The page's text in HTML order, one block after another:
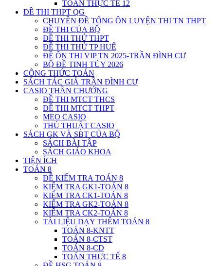
TOÁN THỰC TẾ 12
ĐỀ THI THPT QG
CHUYÊN ĐỀ TỔNG ÔN LUYỆN THI TN THPT
ĐỀ THI CỦA BỘ
ĐỀ THI THỬ THPT
ĐỀ THI THỬ TP HUẾ
ĐỀ ÔN THI VIP TN 2025-TRẦN ĐÌNH CƯ
BỘ ĐỀ TINH TÚY 2026
CÔNG THỨC TOÁN
SÁCH TÁC GIẢ TRẦN ĐÌNH CƯ
CASIO THẦN CHƯỞNG
ĐỀ THI MTCT THCS
ĐỀ THI MTCT THPT
MẸO CASIO
THỦ THUẬT CASIO
SÁCH GK VÀ SBT CỦA BỘ
SÁCH BÀI TẬP
SÁCH GIÁO KHOA
TIỆN ÍCH
TOÁN 8
ĐỀ KIỂM TRA TOÁN 8
KIỂM TRA GK1-TOÁN 8
KIỂM TRA CK1-TOÁN 8
KIỂM TRA GK2-TOÁN 8
KIỂM TRA CK2-TOÁN 8
TÀI LIỆU DẠY THÊM TOÁN 8
TOÁN 8-KNTT
TOÁN 8-CTST
TOÁN 8-CD
TOÁN THỰC TẾ 8